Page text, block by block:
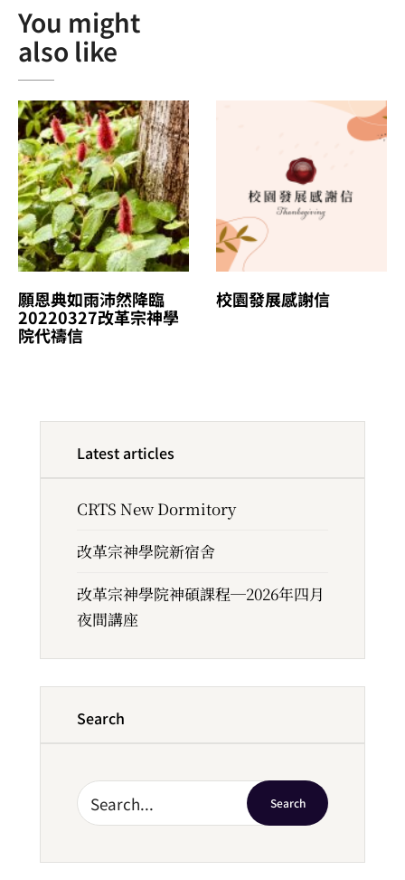
You might
also like
願恩典如雨沛然降臨
20220327改革宗神學
院代禱信
校園發展感謝信
Latest articles
CRTS New Dormitory
改革宗神學院新宿舍
改革宗神學院神碩課程─2026年四月
夜間講座
Search
Search